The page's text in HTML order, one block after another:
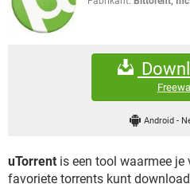
TIKTOK
NETFLIX
INSTAGRAM
FORUM
GRATIS
Android -
uTorrent is een tool waarmee
favoriete torrents kunt